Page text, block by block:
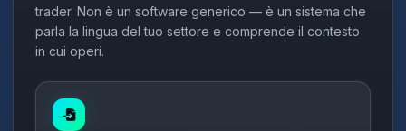
trader. Non è un software generico — è un sistema che
parla la lingua del tuo settore e comprende il contesto
in cui operi.